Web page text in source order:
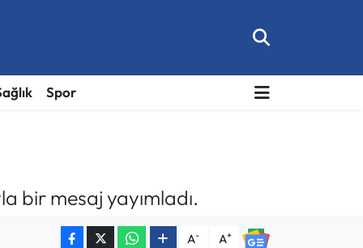
Spor
bir mesaj yayımladı.
A- A+